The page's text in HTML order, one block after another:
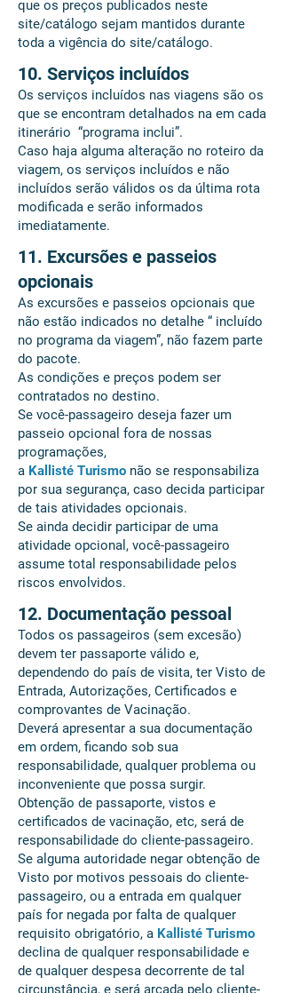
que os preços publicados neste
site/catálogo sejam mantidos durante
toda a vigência do site/catálogo.
10. Serviços incluídos
Os serviços incluídos nas viagens são os
que se encontram detalhados na em cada
itinerário “programa inclui”.
Caso haja alguma alteração no roteiro da
viagem, os serviços incluídos e não
incluídos serão válidos os da última rota
modificada e serão informados
imediatamente.
11. Excursões e passeios
opcionais
As excursões e passeios opcionais que
não estão indicados no detalhe “ incluído
no programa da viagem”, não fazem parte
do pacote.
As condições e preços podem ser
contratados no destino.
Se você-passageiro deseja fazer um
passeio opcional fora de nossas
programações,
a Kallisté Turismo não se responsabiliza
por sua segurança, caso decida participar
de tais atividades opcionais.
Se ainda decidir participar de uma
atividade opcional, você-passageiro
assume total responsabilidade pelos
riscos envolvidos.
12. Documentação pessoal
Todos os passageiros (sem excesão)
devem ter passaporte válido e,
dependendo do país de visita, ter Visto de
Entrada, Autorizações, Certificados e
comprovantes de Vacinação.
Deverá apresentar a sua documentação
em ordem, ficando sob sua
responsabilidade, qualquer problema ou
inconveniente que possa surgir.
Obtenção de passaporte, vistos e
certificados de vacinação, etc, será de
responsabilidade do cliente-passageiro.
Se alguma autoridade negar obtenção de
Visto por motivos pessoais do cliente-
passageiro, ou a entrada em qualquer
país for negada por falta de qualquer
requisito obrigatório, a Kallisté Turismo
declina de qualquer responsabilidade e
de qualquer despesa decorrente de tal
circunstância, e será arcada pelo cliente-